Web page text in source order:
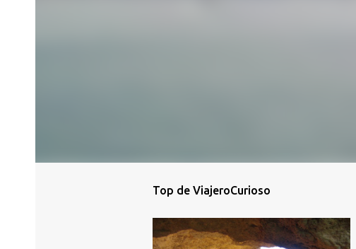
Top de ViajeroCurioso